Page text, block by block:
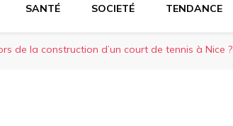
SANTÉ SOCIETÉ TENDANCE
de la construction d’un court de tennis à Nice ?